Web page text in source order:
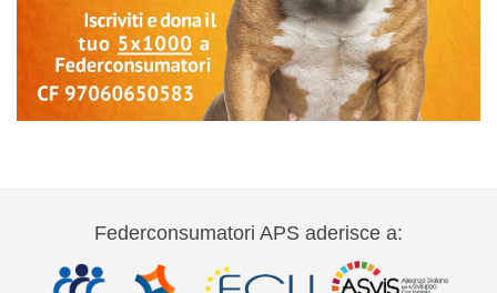
Federconsumatori APS aderisce a: